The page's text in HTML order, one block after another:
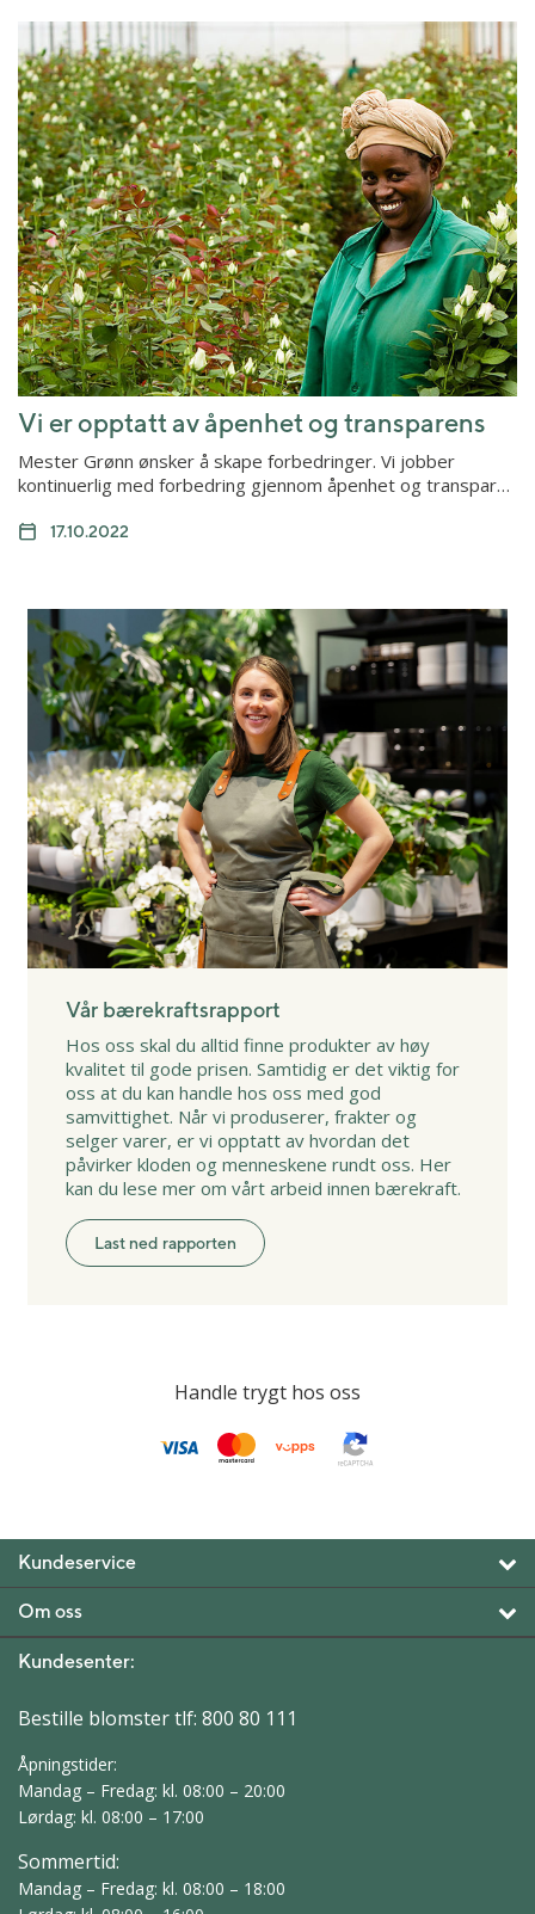
Vi er opptatt av åpenhet og transparens
Mester Grønn ønsker å skape forbedringer. Vi jobber
kontinuerlig med forbedring gjennom åpenhet og transpar…
17.10.2022
Vår bærekraftsrapport
Hos oss skal du alltid finne produkter av høy
kvalitet til gode prisen. Samtidig er det viktig for
oss at du kan handle hos oss med god
samvittighet. Når vi produserer, frakter og
selger varer, er vi opptatt av hvordan det
påvirker kloden og menneskene rundt oss. Her
kan du lese mer om vårt arbeid innen bærekraft.
Last ned rapporten
Handle trygt hos oss
Kundeservice
Om oss
Kundesenter:
Bestille blomster tlf: 800 80 111
Åpningstider:
Mandag – Fredag: kl. 08:00 – 20:00
Lørdag: kl. 08:00 – 17:00
Sommertid:
Mandag – Fredag: kl. 08:00 – 18:00